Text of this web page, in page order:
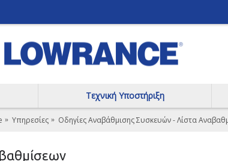
Τεχνική Υποστήριξη
Υπηρεσίες Οδηγίες Αναβάθμισης Συσκευών - Λίστα